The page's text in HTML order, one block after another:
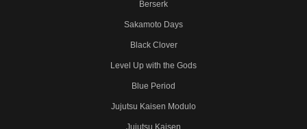
Berserk
Sakamoto Days
Black Clover
Level Up with the Gods
Blue Period
Jujutsu Kaisen Modulo